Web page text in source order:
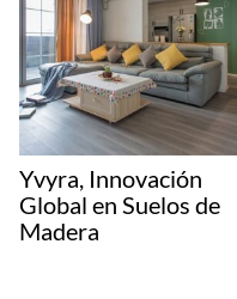
Yvyra, Innovación
Global en Suelos de
Madera